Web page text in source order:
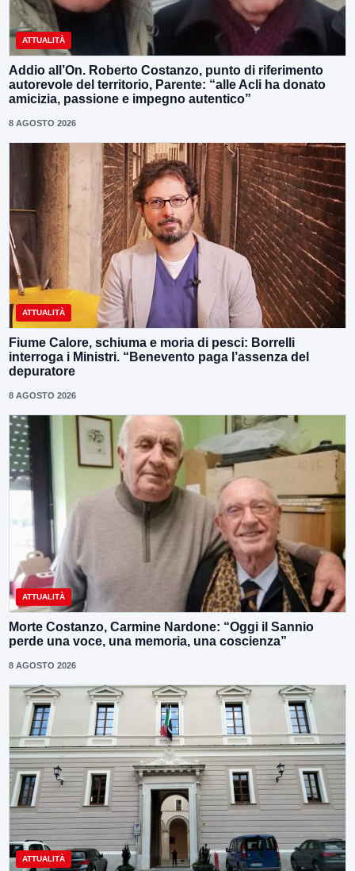
ATTUALITÀ
Addio all’On. Roberto Costanzo, punto di riferimento
autorevole del territorio, Parente: “alle Acli ha donato
amicizia, passione e impegno autentico”
8 AGOSTO 2026
ATTUALITÀ
Fiume Calore, schiuma e moria di pesci: Borrelli
interroga i Ministri. “Benevento paga l’assenza del
depuratore
8 AGOSTO 2026
ATTUALITÀ
Morte Costanzo, Carmine Nardone: “Oggi il Sannio
perde una voce, una memoria, una coscienza”
8 AGOSTO 2026
ATTUALITÀ